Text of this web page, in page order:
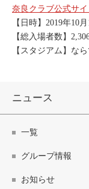
奈良クラブ公式サ
【日時】2019年10
【総入場者数】
【スタジアム】な
ニュース
一覧
グループ情報
お知らせ